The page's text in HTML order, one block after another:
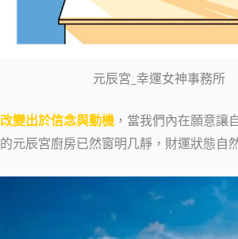
元辰宮_幸運女神事務所
改變出於信念與動機 ，當我們內在願意讓
的元辰宮廚房已然窗明几靜，財運狀態自